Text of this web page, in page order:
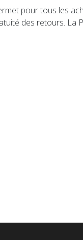
pour tous les
des retours. La
RedE et Bluedistrib